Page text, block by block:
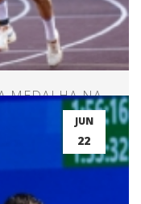
MEDALHA NA
JUN
22